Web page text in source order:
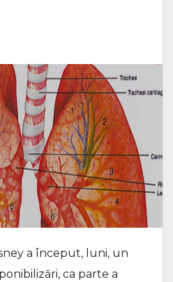
a început, luni, un
ca parte a